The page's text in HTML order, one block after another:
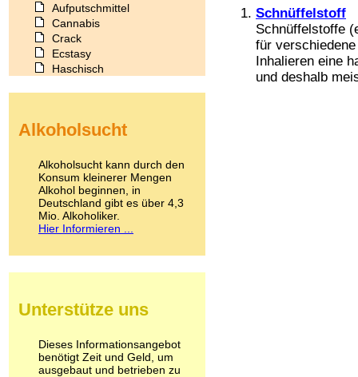
Schnüffelstoff
Schnüffelstoffe
für
Inhalieren eine
und deshalb
Aufputschmittel
Cannabis
Crack
Ecstasy
Haschisch
Kokain
LSD
Marihuana
Medikamente
Meskalin
Metamphetamin
Methadon
Pilze
Psychopharmaka
Schlafmittel
Schmerzmittel
Alkoholsucht
Alkoholsucht kann durch den
Konsum kleinerer Mengen
Alkohol beginnen, in
Deutschland gibt es über 4,3
Mio. Alkoholiker.
Hier Informieren ...
Unterstütze uns
Dieses Informationsangebot
benötigt Zeit und Geld, um
ausgebaut und betrieben zu